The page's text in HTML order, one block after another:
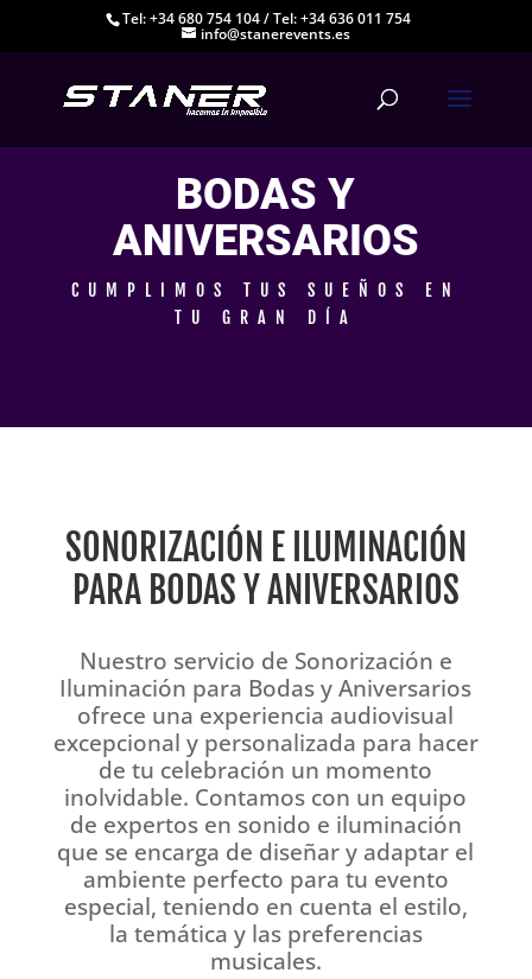
Tel: +34 680 754 104/Tel: +34 636 011 754
info@stanerevents.es
BODAS Y
ANIVERSARIOS
CUMPLIMOS TUS SUEÑOS EN
TU GRAN DÍA
SONORIZACIÓN E ILUMINACIÓN
PARA BODAS Y ANIVERSARIOS
Nuestro servicio de Sonorización e
Iluminación para Bodas y Aniversarios
ofrece una experiencia audiovisual
excepcional y personalizada para hacer
de tu celebración un momento
inolvidable. Contamos con un equipo
de expertos en sonido e iluminación
que se encarga de diseñar y adaptar el
ambiente perfecto para tu evento
especial, teniendo en cuenta el estilo,
la temática y las preferencias
musicales.